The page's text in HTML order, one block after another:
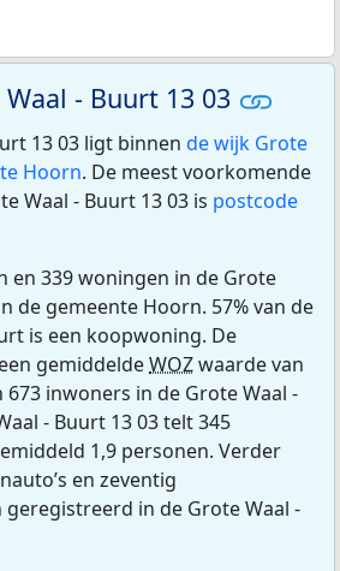
- Buurt 13 03
13 03 ligt binnen de wijk Grote
Hoorn. De meest voorkomende
Waal - Buurt 13 03 is postcode
en 339 woningen in de Grote
de gemeente Hoorn. 57% van de
is een koopwoning. De
gemiddeldeWOZwaarde van
673 inwoners in de Grote Waal -
- Buurt 13 03 telt 345
1,9 personen. Verder
en zeventig
in de Grote Waal -